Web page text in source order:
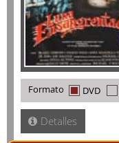
Formato DVD
Detalles